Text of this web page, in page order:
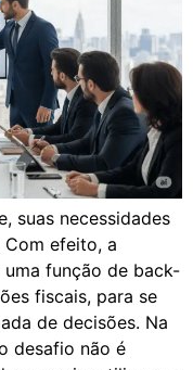
suas necessidades
efeito, a
função de back-
fiscais, para se
de decisões. Na
desafio não é